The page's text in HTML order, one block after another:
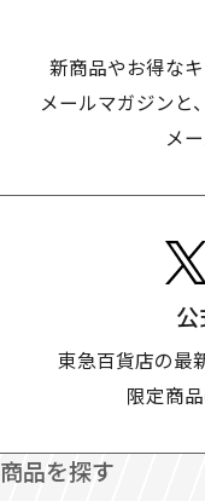
新商品やお得な
メールマガジンと、
メ
東急百貨店の最
限定商
商品を探す